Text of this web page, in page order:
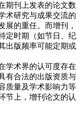
期刊上发表的论文数
术研究与成果交流的
展的重任。而增刊，
定时期（如节日、纪
出版频率可能定期或
学术界的认可度存在
有合法的出版资质与
质量及学术影响力等
节上，增刊论文的认